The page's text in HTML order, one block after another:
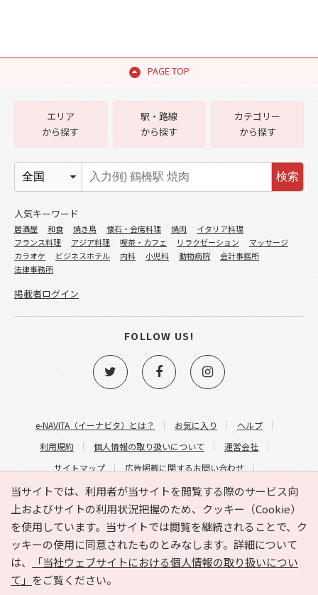
PAGE TOP
当サイトでは、利用者が当サイトを閲覧する際のサービス向
上およびサイトの利用状況把握のため、クッキー（Cookie）
を使用しています。当サイトでは閲覧を継続されることで、ク
ッキーの使用に同意されたものとみなします。詳細について
は、
「当社ウェブサイトにおける個人情報の取り扱いについ
て」 をご覧ください。
e-NAVITA（イーナビタ）とは？ お気に入り
ヘルプ
利用規約
個人情報の取り扱いについて
運営会社
サイトマップ
広告掲載に関するお問い合わせ
サイトの内容に関するお問い合わせ
エリア
から探す
駅・路線
から探す
カテゴリー
から探す
検索
人気キーワード
居酒屋 和食 焼き鳥 懐石・会席料理 焼肉
イタリア料理
フランス料理
アジア料理 喫茶・カフェ リラクゼーション
マッサージ
カラオケ
ビジネスホテル 内科 小児科 動物病院
会計事務所
法律事務所
掲載者ログイン
FOLLOW US!
Copyright © HYOJITO.Co.,Ltd. All Rights Reserved.